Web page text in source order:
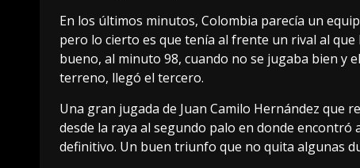
En los últimos minutos, Colombia parecía un
pero lo cierto es que tenía al frente un rival al
bueno, al minuto 98, cuando no se jugaba bien y
terreno, llegó el tercero.
Una gran jugada de Juan Camilo Hernández que
desde la raya al segundo palo en donde encontró
definitivo. Un buen triunfo que no quita algunas